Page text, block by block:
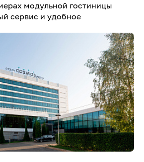
модульной гостиницы
сервис и удобное